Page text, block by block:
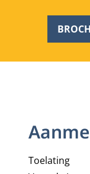
Toelating